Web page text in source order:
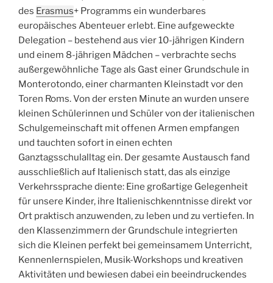
des Erasmus+ Programms ein wunderbares
europäisches Abenteuer erlebt. Eine aufgeweckte
Delegation – bestehend aus vier 10-jährigen Kindern
und einem 8-jährigen Mädchen – verbrachte sechs
außergewöhnliche Tage als Gast einer Grundschule in
Monterotondo, einer charmanten Kleinstadt vor den
Toren Roms. Von der ersten Minute an wurden unsere
kleinen Schülerinnen und Schüler von der italienischen
Schulgemeinschaft mit offenen Armen empfangen
und tauchten sofort in einen echten
Ganztagsschulalltag ein. Der gesamte Austausch fand
ausschließlich auf Italienisch statt, das als einzige
Verkehrssprache diente: Eine großartige Gelegenheit
für unsere Kinder, ihre Italienischkenntnisse direkt vor
Ort praktisch anzuwenden, zu leben und zu vertiefen. In
den Klassenzimmern der Grundschule integrierten
sich die Kleinen perfekt bei gemeinsamem Unterricht,
Kennenlernspielen, Musik-Workshops und kreativen
Aktivitäten und bewiesen dabei ein beeindruckendes